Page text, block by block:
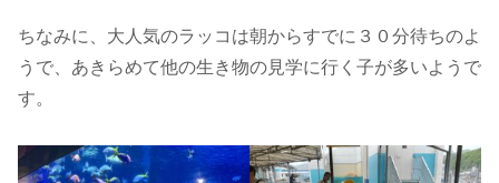
ちなみに、大人気のラッコは朝からすでに３０分待ちのよ
うで、あきらめて他の生き物の見学に行く子が多いようで
す。